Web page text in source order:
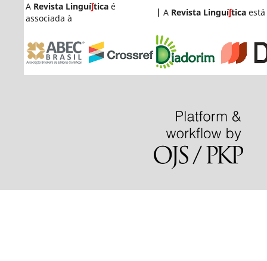
A Revista Linguíʃticaé
associada à
| A Revista Linguíʃticaestá